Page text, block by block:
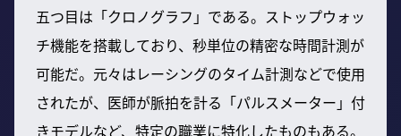
五つ目は「クロノグラフ」である。ストップウォッ
チ機能を搭載しており、秒単位の精密な時間計測が
可能だ。元々はレーシングのタイム計測などで使用
されたが、医師が脈拍を計る「パルスメーター」付
きモデルなど、特定の職業に特化したものもある。